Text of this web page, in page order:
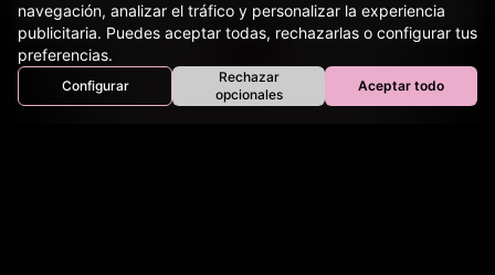
Inicio Perros Tienda Bovinos Aves
Envíos Nacionales
Envíos Internacionales
navegación, analizar el tráfico y personalizar la experiencia
publicitaria. Puedes aceptar todas, rechazarlas o configurar tus
preferencias.
Configurar
Rechazar
opcionales
Aceptar todo